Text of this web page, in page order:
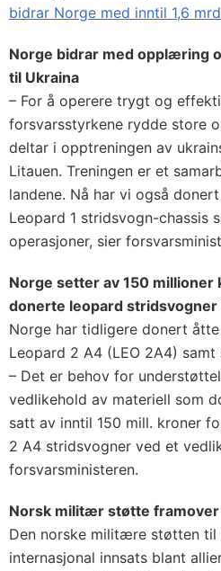
bidrar Norge med inntil 1,6
Norge bidrar med opplæring
til Ukraina
– For å operere trygt og
forsvarsstyrkene rydde store
deltar i opptreningen av
Litauen. Treningen er et
landene. Nå har vi også
Leopard 1 stridsvogn-chassis
operasjoner, sier
Norge setter av 150
donerte leopard stridsvogner
Norge har tidligere donert
Leopard 2 A4 (LEO 2A4)
– Det er behov for
vedlikehold av materiell som
satt av inntil 150 mill. kroner
2 A4 stridsvogner ved et
forsvarsministeren.
Norsk militær støtte framover
Den norske militære støtten til
internasjonal innsats blant